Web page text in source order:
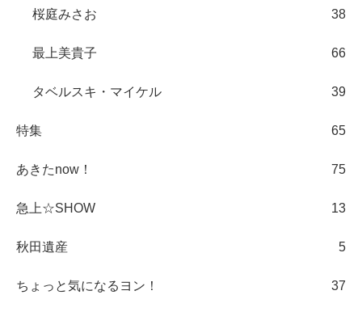
桜庭みさお 38
最上美貴子 66
タベルスキ・マイケル 39
特集 65
あきたnow！ 75
急上☆SHOW 13
秋田遺産 5
ちょっと気になるヨン！ 37